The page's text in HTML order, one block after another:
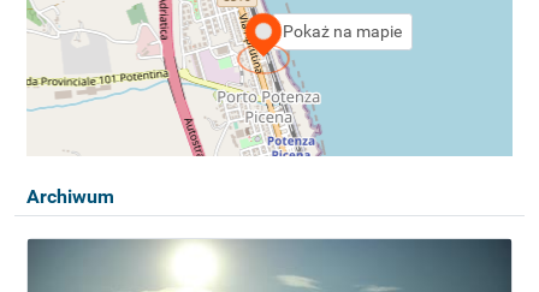
Pokaż na mapie
Archiwum